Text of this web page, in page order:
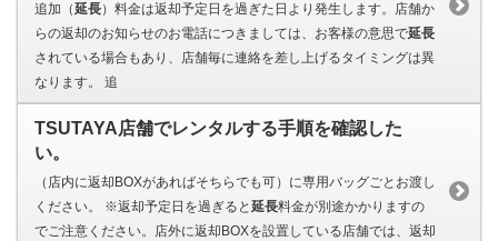
追加（延長）料金は返却予定日を過ぎた日より発生します。店舗か
らの返却のお知らせのお電話につきましては、お客様の意思で延長
されている場合もあり、店舗毎に連絡を差し上げるタイミングは異
なります。 追
TSUTAYA店舗でレンタルする手順を確認した
い。
（店内に返却BOXがあればそちらでも可）に専用バッグごとお渡し
ください。 ※返却予定日を過ぎると 延長料金が別途かかりますの
でご注意ください。店外に返却BOXを設置している店舗では、返却